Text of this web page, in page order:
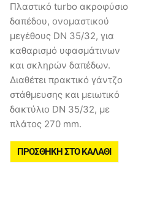
Πλαστικό turbo ακροφύσιο
δαπέδου, ονομαστικού
μεγέθους DN 35/32, για
καθαρισμό υφασμάτινων
και σκληρών δαπέδων.
Διαθέτει πρακτικό γάντζο
στάθμευσης και μειωτικό
δακτύλιο DN 35/32, με
πλάτος 270 mm.
ΠΡΟΣΘΉΚΗ ΣΤΟ ΚΑΛΆΘΙ